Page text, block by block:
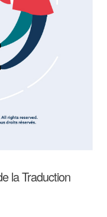
la Traduction